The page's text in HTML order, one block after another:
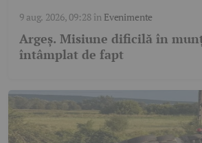
9 aug. 2026, 09:28în Evenimente
Argeș. Misiune dificilă în
întâmplat de fapt